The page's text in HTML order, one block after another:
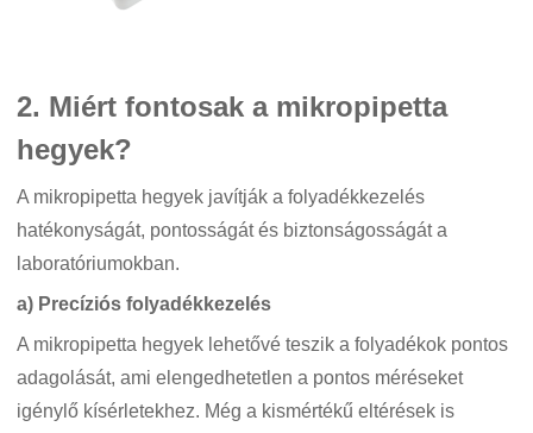
2. Miért fontosak a mikropipetta
hegyek?
A mikropipetta hegyek javítják a folyadékkezelés
hatékonyságát, pontosságát és biztonságosságát a
laboratóriumokban.
a) Precíziós folyadékkezelés
A mikropipetta hegyek lehetővé teszik a folyadékok pontos
adagolását, ami elengedhetetlen a pontos méréseket
igénylő kísérletekhez. Még a kismértékű eltérések is